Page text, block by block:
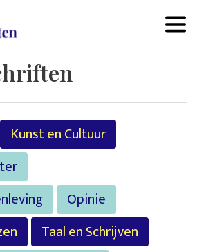
Kunst en Cultuur
Opinie
Taal en Schrijven